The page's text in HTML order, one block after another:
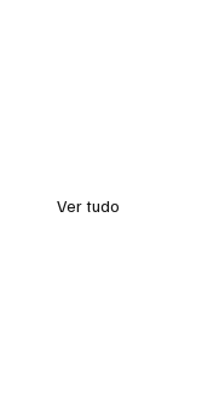
Ver tudo